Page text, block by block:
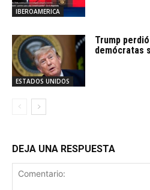
IBEROAMERICA
ESTADOS UNIDOS
Trump
demócratas
DEJA UNA RESPUESTA